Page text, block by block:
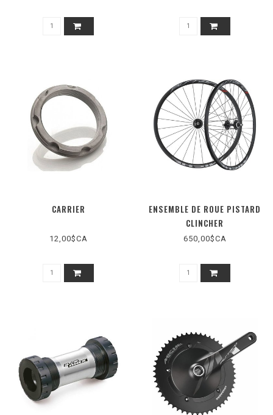
CARRIER
12,00$CA
ENSEMBLE DE ROUE PISTARD
CLINCHER
650,00$CA